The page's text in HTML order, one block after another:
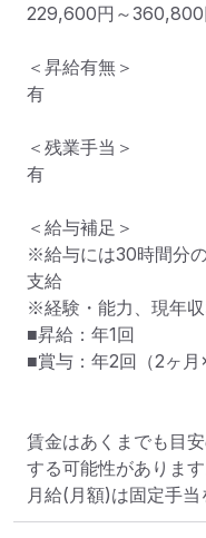
229,600円～360,800
＜昇給有無＞
有
＜残業手当＞
有
＜給与補足＞
※給与には30時間分
支給
※経験・能力、現年
■昇給：年1回
■賞与：年2回（2ヶ月
賃金はあくまでも目
する可能性があります
月給(月額)は固定手当